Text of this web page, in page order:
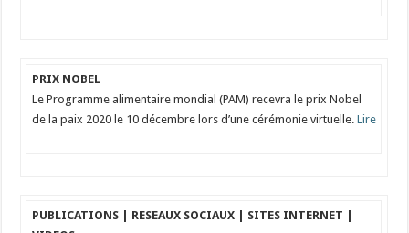
PRIX NOBEL
Le Programme alimentaire mondial (PAM) recevra le prix Nobel
de la paix 2020 le 10 décembre lors d’une cérémonie virtuelle. Lire
PUBLICATIONS | RESEAUX SOCIAUX | SITES INTERNET |